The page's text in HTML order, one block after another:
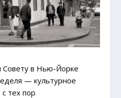
Совету в Нью-Йорке
— культурное
тех пор